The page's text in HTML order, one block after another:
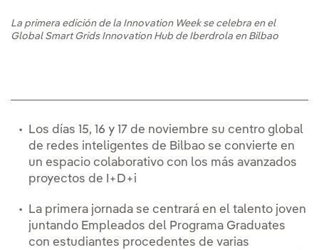
La primera edición de la Innovation Week se celebra en el
Global Smart Grids Innovation Hub de Iberdrola en Bilbao
Los días 15, 16 y 17 de noviembre su centro global
de redes inteligentes de Bilbao se convierte en
un espacio colaborativo con los más avanzados
proyectos de I+D+i
La primera jornada se centrará en el talento joven
juntando Empleados del Programa Graduates
con estudiantes procedentes de varias